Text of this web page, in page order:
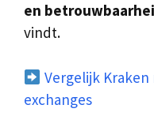
en
vindt.
Vergelijk
exchanges